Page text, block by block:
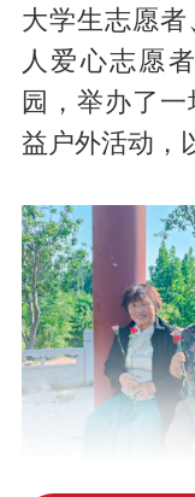
大学生志愿
人爱心志愿
园，举办了
益户外活动，